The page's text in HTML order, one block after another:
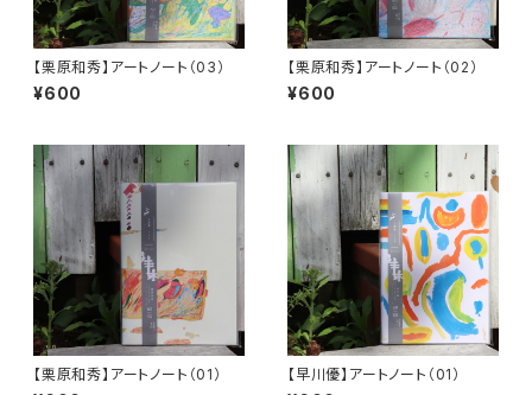
【栗原和秀】アートノート（03）
¥600
【栗原和秀】アートノート（02）
¥600
【栗原和秀】アートノート（01） 【早川優】アートノート（01）